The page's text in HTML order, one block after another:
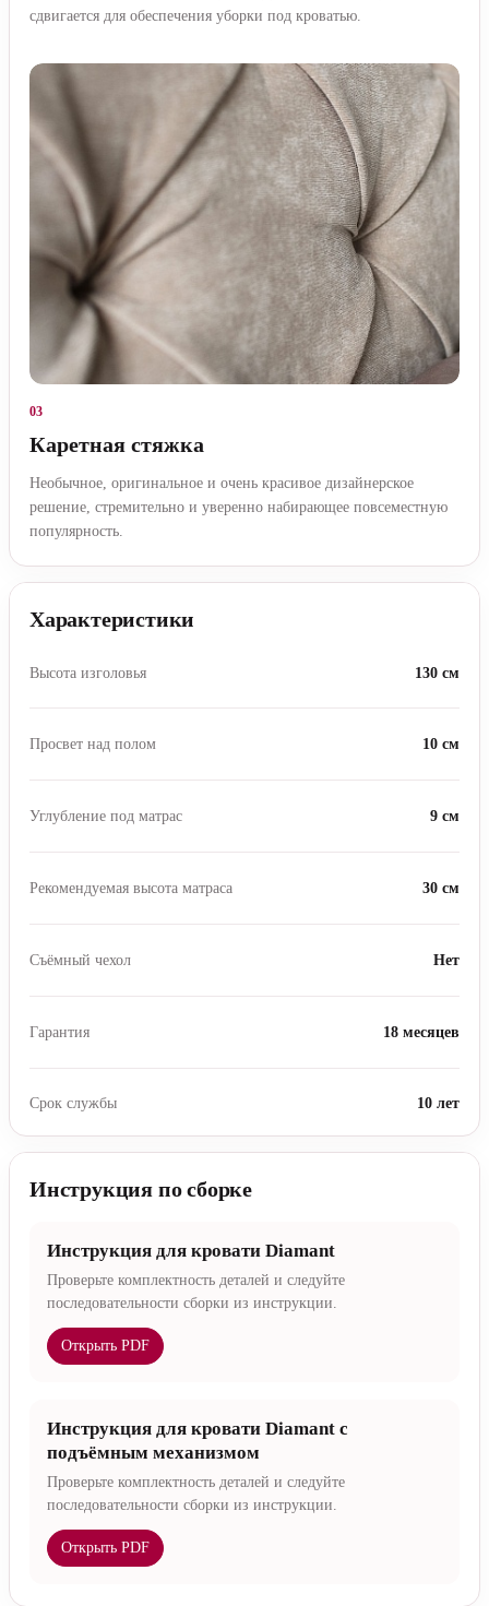
сдвигается для обеспечения уборки под кроватью.
03
Каретная стяжка
Необычное, оригинальное и очень красивое дизайнерское
решение, стремительно и уверенно набирающее повсеместную
популярность.
Характеристики
Высота изголовья 130 см
Просвет над полом 10 см
Углубление под матрас 9 см
Рекомендуемая высота матраса 30 см
Съёмный чехол Нет
Гарантия 18 месяцев
Срок службы 10 лет
Инструкция по сборке
Инструкция для кровати Diamant
Проверьте комплектность деталей и следуйте
последовательности сборки из инструкции.
Открыть PDF
Инструкция для кровати Diamant с
подъёмным механизмом
Проверьте комплектность деталей и следуйте
последовательности сборки из инструкции.
Открыть PDF